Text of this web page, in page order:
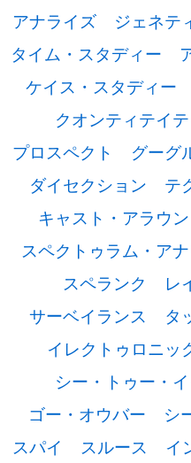
アナライズ
ジェネテ
タイム・スタディー
ケイス・スタディー
クオンティテイ
プロスペクト
グーグ
ダイセクション
テ
キャスト・アラウ
スペクトゥラム・ア
スペランク
レ
サーベイランス
タ
イレクトゥロニッ
シー・トゥー・
ゴー・オウバー
シ
スパイ
スルース イ